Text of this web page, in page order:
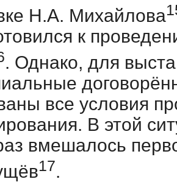
Н.А. Михайлова
к
. Однако, для
все условия
В этой
вмешалось
17.